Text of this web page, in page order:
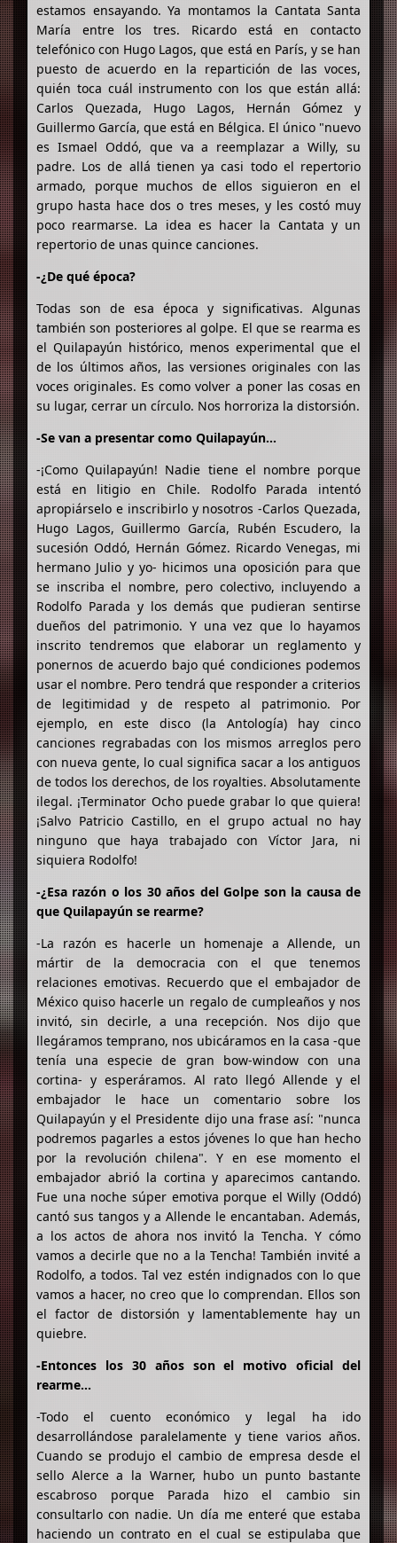
estamos ensayando. Ya montamos la Cantata Santa
María entre los tres. Ricardo está en contacto
telefónico con Hugo Lagos, que está en París, y se han
puesto de acuerdo en la repartición de las voces,
quién toca cuál instrumento con los que están allá:
Carlos Quezada, Hugo Lagos, Hernán Gómez y
Guillermo García, que está en Bélgica. El único "nuevo
es Ismael Oddó, que va a reemplazar a Willy, su
padre. Los de allá tienen ya casi todo el repertorio
armado, porque muchos de ellos siguieron en el
grupo hasta hace dos o tres meses, y les costó muy
poco rearmarse. La idea es hacer la Cantata y un
repertorio de unas quince canciones.
-¿De qué época?
Todas son de esa época y significativas. Algunas
también son posteriores al golpe. El que se rearma es
el Quilapayún histórico, menos experimental que el
de los últimos años, las versiones originales con las
voces originales. Es como volver a poner las cosas en
su lugar, cerrar un círculo. Nos horroriza la distorsión.
-Se van a presentar como Quilapayún…
-¡Como Quilapayún! Nadie tiene el nombre porque
está en litigio en Chile. Rodolfo Parada intentó
apropiárselo e inscribirlo y nosotros -Carlos Quezada,
Hugo Lagos, Guillermo García, Rubén Escudero, la
sucesión Oddó, Hernán Gómez. Ricardo Venegas, mi
hermano Julio y yo- hicimos una oposición para que
se inscriba el nombre, pero colectivo, incluyendo a
Rodolfo Parada y los demás que pudieran sentirse
dueños del patrimonio. Y una vez que lo hayamos
inscrito tendremos que elaborar un reglamento y
ponernos de acuerdo bajo qué condiciones podemos
usar el nombre. Pero tendrá que responder a criterios
de legitimidad y de respeto al patrimonio. Por
ejemplo, en este disco (la Antología) hay cinco
canciones regrabadas con los mismos arreglos pero
con nueva gente, lo cual significa sacar a los antiguos
de todos los derechos, de los royalties. Absolutamente
ilegal. ¡Terminator Ocho puede grabar lo que quiera!
¡Salvo Patricio Castillo, en el grupo actual no hay
ninguno que haya trabajado con Víctor Jara, ni
siquiera Rodolfo!
-¿Esa razón o los 30 años del Golpe son la causa de
que Quilapayún se rearme?
-La razón es hacerle un homenaje a Allende, un
mártir de la democracia con el que tenemos
relaciones emotivas. Recuerdo que el embajador de
México quiso hacerle un regalo de cumpleaños y nos
invitó, sin decirle, a una recepción. Nos dijo que
llegáramos temprano, nos ubicáramos en la casa -que
tenía una especie de gran bow-window con una
cortina- y esperáramos. Al rato llegó Allende y el
embajador le hace un comentario sobre los
Quilapayún y el Presidente dijo una frase así: "nunca
podremos pagarles a estos jóvenes lo que han hecho
por la revolución chilena". Y en ese momento el
embajador abrió la cortina y aparecimos cantando.
Fue una noche súper emotiva porque el Willy (Oddó)
cantó sus tangos y a Allende le encantaban. Además,
a los actos de ahora nos invitó la Tencha. Y cómo
vamos a decirle que no a la Tencha! También invité a
Rodolfo, a todos. Tal vez estén indignados con lo que
vamos a hacer, no creo que lo comprendan. Ellos son
el factor de distorsión y lamentablemente hay un
quiebre.
-Entonces los 30 años son el motivo oficial del
rearme…
-Todo el cuento económico y legal ha ido
desarrollándose paralelamente y tiene varios años.
Cuando se produjo el cambio de empresa desde el
sello Alerce a la Warner, hubo un punto bastante
escabroso porque Parada hizo el cambio sin
consultarlo con nadie. Un día me enteré que estaba
haciendo un contrato en el cual se estipulaba que